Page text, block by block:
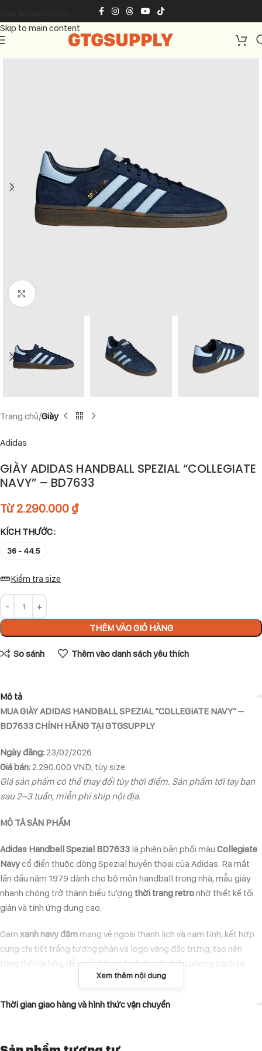
Skip to main content
Click to enlarge
Trang chủ Giày
Adidas
GIÀY ADIDAS HANDBALL SPEZIAL “COLLEGIATE
NAVY” – BD7633
Từ2.290.000 ₫
KÍCH THƯỚC
36 - 44.5
Kiểm tra size
THÊM VÀO GIỎ HÀNG
So sánh Thêm vào danh sách yêu thích
Mô tả
MUA GIÀY ADIDAS HANDBALL SPEZIAL “COLLEGIATE NAVY” –
BD7633 CHÍNH HÃNG TẠI GTGSUPPLY
Ngày đăng:23/02/2026
Giá bán:2.290.000 VND, tùy size
Giá sản phẩm có thể thay đổi tùy thời điểm. Sản phẩm tới tay bạn
sau 2–3 tuần, miễn phí ship nội địa.
MÔ TẢ SẢN PHẨM
Adidas Handball Spezial BD7633 là phiên bản phối màu Collegiate
Navycổ điển thuộc dòng Spezial huyền thoại của Adidas. Ra mắt
lần đầu năm 1979 dành cho bộ môn handball trong nhà, mẫu giày
nhanh chóng trở thành biểu tượng thời trang retronhờ thiết kế tối
giản và tính ứng dụng cao.
Gam xanh navy đậmmang vẻ ngoài thanh lịch và nam tính, kết hợp
cùng chi tiết trắng tương phản và logo vàng đặc trưng, tạo nên
tổng thể hài hòa, dễ phối đồ và phù hợp với nhiều phong cách từ
casual đến smart-casual.
ĐẶC ĐIỂM NỔI BẬT
giữ form tốt.
Xem thêm nội dung
Thời gian giao hàng và hình thức vận chuyển